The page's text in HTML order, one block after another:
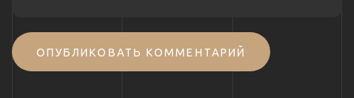
ОПУБЛИКОВАТЬ КОММЕНТАРИЙ